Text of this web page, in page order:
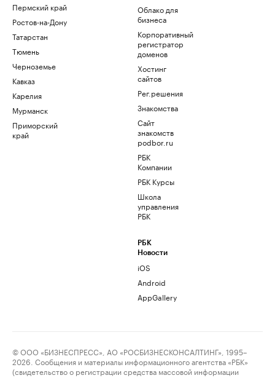
Пермский край
Ростов-на-Дону
Татарстан
Тюмень
Черноземье
Кавказ
Карелия
Мурманск
Приморский
край
Облако для
бизнеса
Корпоративный
регистратор
доменов
Хостинг
сайтов
Рег.решения
Знакомства
Сайт
знакомств
podbor.ru
РБК
Компании
РБК Курсы
Школа
управления
РБК
РБК
Новости
iOS
Android
AppGallery
© ООО «БИЗНЕСПРЕСС», АО «РОСБИЗНЕСКОНСАЛТИНГ», 1995–
2026. Сообщения и материалы информационного агентства «РБК»
(свидетельство о регистрации средства массовой информации